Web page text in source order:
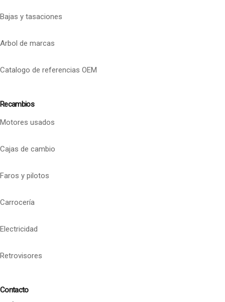
Bajas y tasaciones
Arbol de marcas
Catalogo de referencias OEM
Recambios
Motores usados
Cajas de cambio
Faros y pilotos
Carrocería
Electricidad
Retrovisores
Contacto